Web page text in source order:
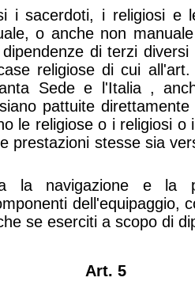
i sacerdoti, i religiosi e
o anche non
di terzi
religiose di cui
Sede e l'Italia ,
pattuite
le religiose o i religiosi
prestazioni stesse sia
la navigazione e la
dell'equipaggio,
se eserciti a scopo di
Art. 5